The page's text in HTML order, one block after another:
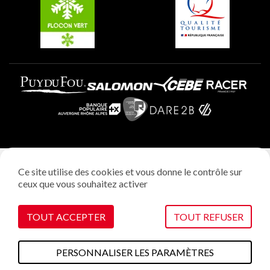
Plagne Aime 2000
Gestion des cookies
Ce site utilise des cookies et vous donne le contrôle sur
ceux que vous souhaitez activer
TOUT ACCEPTER TOUT REFUSER
PERSONNALISER LES PARAMÈTRES